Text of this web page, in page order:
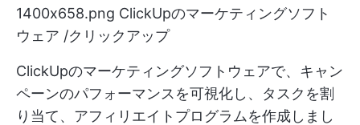
1400x658.png ClickUpのマーケティングソフト
ウェア /クリックアップ
ClickUpのマーケティングソフトウェアで、キャン
ペーンのパフォーマンスを可視化し、タスクを割
り当て、アフィリエイトプログラムを作成しまし